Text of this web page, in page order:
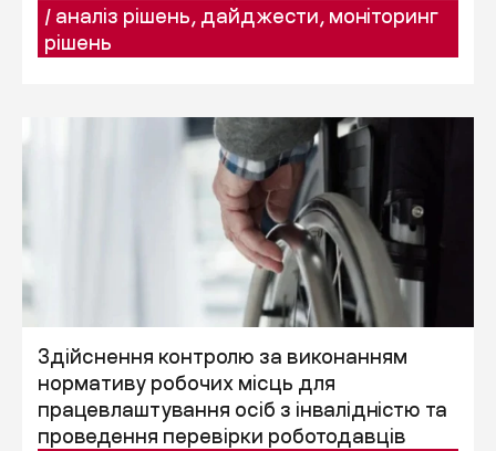
/ аналіз рішень, дайджести, моніторинг
рішень
Здійснення контролю за виконанням
нормативу робочих місць для
працевлаштування осіб з інвалідністю та
проведення перевірки роботодавців